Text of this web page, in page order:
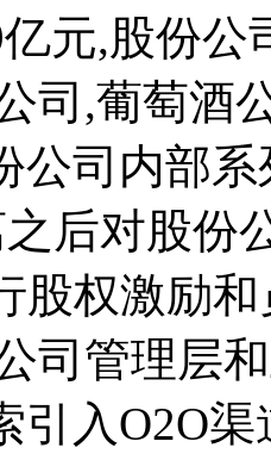
元,股份公
司,葡萄酒
公司内部
后对股份
权激励和
司管理层
引入O2O